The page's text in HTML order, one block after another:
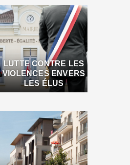
LUTTE CONTRE LES
VIOLENCES ENVERS
LES ÉLUS